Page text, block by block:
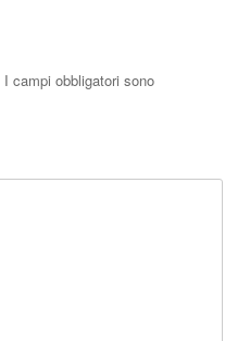
I campi obbligatori sono